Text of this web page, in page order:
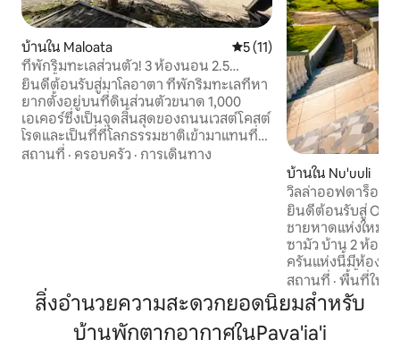
บ้านใน Maloata คะแนนเฉลี่ย 5 จาก 5, 11 รีวิว
5 (11)
ที่พักริมทะเลส่วนตัว! 3 ห้องนอน 2.5
ห้องน้ำ
ยินดีต้อนรับสู่มาโลอาตา ที่พักริมทะเลที่หา
ยากตั้งอยู่บนที่ดินส่วนตัวขนาด 1,000
เอเคอร์ซึ่งเป็นจุดสิ้นสุดของถนนเวสต์โคสต์
โรดและเป็นที่ที่โลกธรรมชาติเข้ามาแทนที่
เพลิดเพลินกับวิวทะเลแบบพาโนรามา
เดินทางทั้งหมดของพวกเขา
สถานที่ · ครอบครัว · การเดินทาง
บ้านใน Nu'uuli
วิลล่าออฟดาร็อค |
ยินดีต้อนรับสู่
ชายหาดแห่งใหม่ใ
ซามัว บ้าน 2 ห้อง
ครันแห่งนี้มีห้องส
พร้อมห้องน้ำส่วนตั
ไซส์และเตียงเสริม
แบบ Wi-Fi และห้
เพลิดเพลินกับวิวท
สถานที่ ·พื้นที่ในร่ม
สิ่งอำนวยความสะดวกยอดนิยมสำหรับ
บ้านพักตากอากาศในPava'ia'i